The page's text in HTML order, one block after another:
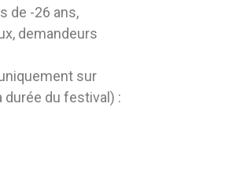
de -26 ans,
demandeurs
sur
durée du festival) :